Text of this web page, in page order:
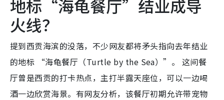
地标“海龟餐厅”结业成导
火线？
提到西贡海滨的没落，不少网友都将矛头指向去年结业
的地标 “海龟餐厅（Turtle by the Sea）”。 这间餐
厅曾是西贡的打卡热点，主打半露天座位，可以一边喝
酒一边欣赏海景。有网友分析，该餐厅初期允许带宠物